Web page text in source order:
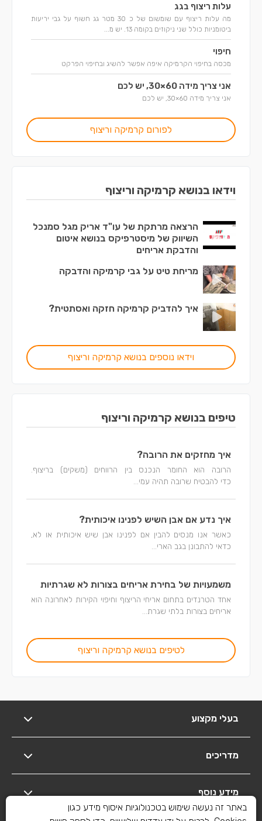
עלות ריצוף בגג
מה עלות ריצוף עם שומשום של כ 30 מטר גג חשוף על גבי יריעות
ביטומניות כולל שני ניקוזים בקומה 13. יש מ...
חיפוי
מכסה בחיפוי הקרמיקה איפה אפשר להשיג ובחיפוי הפרקט
אני צריך מידה 60×30, יש לכם
אני צריך מידה 60×30, יש לכם
לפורום קרמיקה וריצוף
וידאו בנושא קרמיקה וריצוף
הרצאה מרתקת של עו"ד אריק מגל סמנכל
השיווק של מיסטרפיקס בנושא איטום
והדבקת אריחים
מריחת טיט על גבי קרמיקה והדבקה
איך להדביק קרמיקה חזקה ואסתטית?
וידאו נוספים בנושא קרמיקה וריצוף
טיפים בנושא קרמיקה וריצוף
איך מחזקים את הרובה?
הרובה הוא החומר הנכנס בין הרווחים (משקים) בריצוף.
כדי להבטיח שרובה תהיה עמי...
איך נדע אם אבן השיש לפנינו איכותית?
כאשר אנו מנסים להבין אם לפנינו אבן שיש איכותית או לא,
כדאי להתבונן בגב הארי...
משמעויות של בחירת אריחים בצורות לא שגרתיות
אחד הטרנדים בתחום אריחי הריצוף וחיפוי הקירות לאחרונה הוא
אריחים בצורות בלתי שגרת...
לטיפים בנושא קרמיקה וריצוף
בעלי מקצוע
מדריכים
מידע נוסף
באתר זה נעשה שימוש בטכנולוגיות איסוף מידע כגון